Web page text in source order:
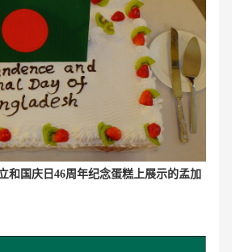
和国庆日46周年纪念蛋糕上展示的孟加